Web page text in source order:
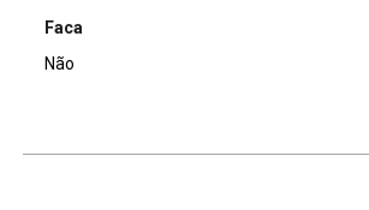
Faca
Não